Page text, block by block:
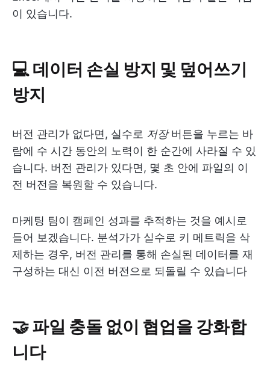
이 있습니다.
💻 데이터 손실 방지 및 덮어쓰기
방지
버전 관리가 없다면, 실수로 저장버튼을 누르는 바
람에 수 시간 동안의 노력이 한 순간에 사라질 수 있
습니다. 버전 관리가 있다면, 몇 초 안에 파일의 이
전 버전을 복원할 수 있습니다.
마케팅 팀이 캠페인 성과를 추적하는 것을 예시로
들어 보겠습니다. 분석가가 실수로 키 메트릭을 삭
제하는 경우, 버전 관리를 통해 손실된 데이터를 재
구성하는 대신 이전 버전으로 되돌릴 수 있습니다
🤝 파일 충돌 없이 협업을 강화합
니다